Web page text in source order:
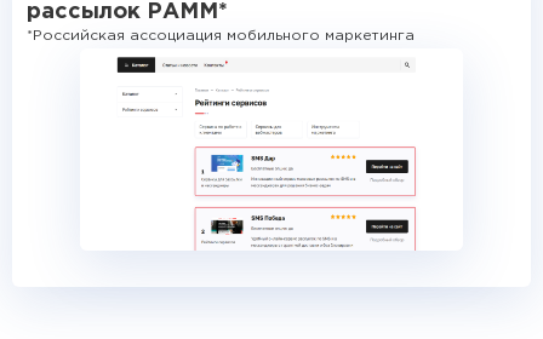
рассылок РАММ*
*Российская ассоциация мобильного маркетинга